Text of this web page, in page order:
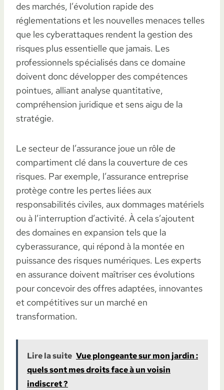
des marchés, l’évolution rapide des
réglementations et les nouvelles menaces telles
que les cyberattaques rendent la gestion des
risques plus essentielle que jamais. Les
professionnels spécialisés dans ce domaine
doivent donc développer des compétences
pointues, alliant analyse quantitative,
compréhension juridique et sens aigu de la
stratégie.
Le secteur de l’assurance joue un rôle de
compartiment clé dans la couverture de ces
risques. Par exemple, l’assurance entreprise
protège contre les pertes liées aux
responsabilités civiles, aux dommages matériels
ou à l’interruption d’activité. À cela s’ajoutent
des domaines en expansion tels que la
cyberassurance, qui répond à la montée en
puissance des risques numériques. Les experts
en assurance doivent maîtriser ces évolutions
pour concevoir des offres adaptées, innovantes
et compétitives sur un marché en
transformation.
Lire la suite Vue plongeante sur mon jardin :
quels sont mes droits face à un voisin
indiscret ?